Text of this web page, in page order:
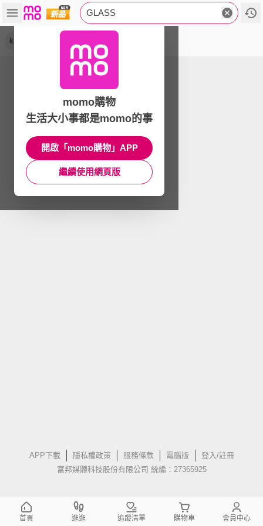
GLASS
king
APP下載 隱私權政策 服務條款 電腦版
登入/註冊
富邦媒體科技股份有限公司 統編：27365925
momo購物
生活大小事都是momo的事
開啟「momo購物」APP
繼續使用網頁版
首頁 逛逛 追蹤清單 購物車 會員中心